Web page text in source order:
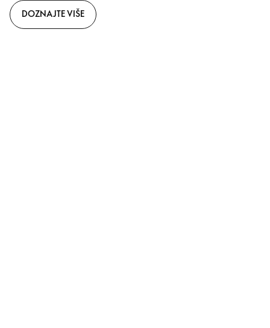
DOZNAJTE VIŠE